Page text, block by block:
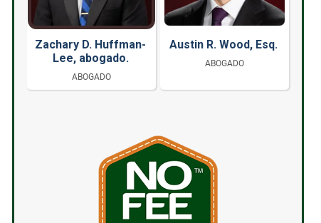
Zachary D. Huffman-
Lee, abogado.
ABOGADO
Austin R. Wood, Esq.
ABOGADO